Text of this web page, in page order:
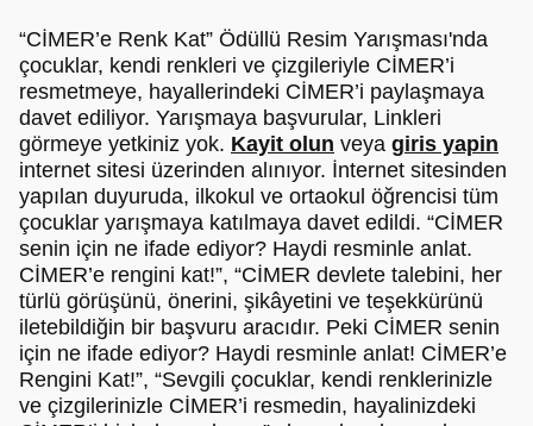
“CİMER’e Renk Kat” Ödüllü Resim Yarışması'nda
çocuklar, kendi renkleri ve çizgileriyle CİMER’i
resmetmeye, hayallerindeki CİMER’i paylaşmaya
davet ediliyor. Yarışmaya başvurular, Linkleri
görmeye yetkiniz yok. Kayit olun veya giris yapin
internet sitesi üzerinden alınıyor. İnternet sitesinden
yapılan duyuruda, ilkokul ve ortaokul öğrencisi tüm
çocuklar yarışmaya katılmaya davet edildi. “CİMER
senin için ne ifade ediyor? Haydi resminle anlat.
CİMER’e rengini kat!”, “CİMER devlete talebini, her
türlü görüşünü, önerini, şikâyetini ve teşekkürünü
iletebildiğin bir başvuru aracıdır. Peki CİMER senin
için ne ifade ediyor? Haydi resminle anlat! CİMER’e
Rengini Kat!”, “Sevgili çocuklar, kendi renklerinizle
ve çizgilerinizle CİMER’i resmedin, hayalinizdeki